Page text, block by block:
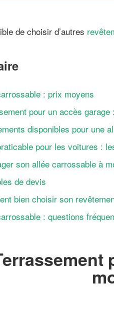
de choisir d’autres
: prix moyens
pour un accès
disponibles pour une
pour les voitures :
son allée carrossable à
de devis
bien choisir son
: questions